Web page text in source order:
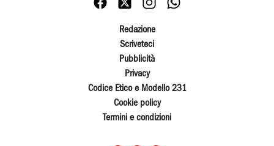
Redazione
Scriveteci
Pubblicità
Privacy
Codice Etico e Modello 231
Cookie policy
Termini e condizioni